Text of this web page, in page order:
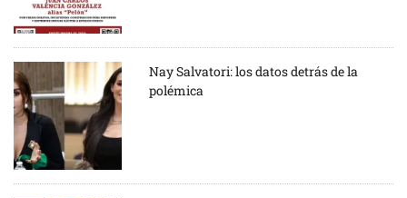
Nay Salvatori: los datos detrás de la
polémica